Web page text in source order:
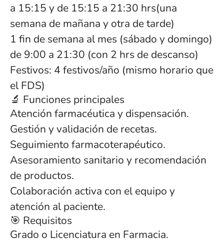
a 15:15 y de 15:15 a 21:30 hrs(una
semana de mañana y otra de tarde)
1 fin de semana al mes (sábado y domingo)
de 9:00 a 21:30 (con 2 hrs de descanso)
Festivos: 4 festivos/año (mismo horario que
el FDS)
🔬 Funciones principales
Atención farmacéutica y dispensación.
Gestión y validación de recetas.
Seguimiento farmacoterapéutico.
Asesoramiento sanitario y recomendación
de productos.
Colaboración activa con el equipo y
atención al paciente.
🎯 Requisitos
Grado o Licenciatura en Farmacia.